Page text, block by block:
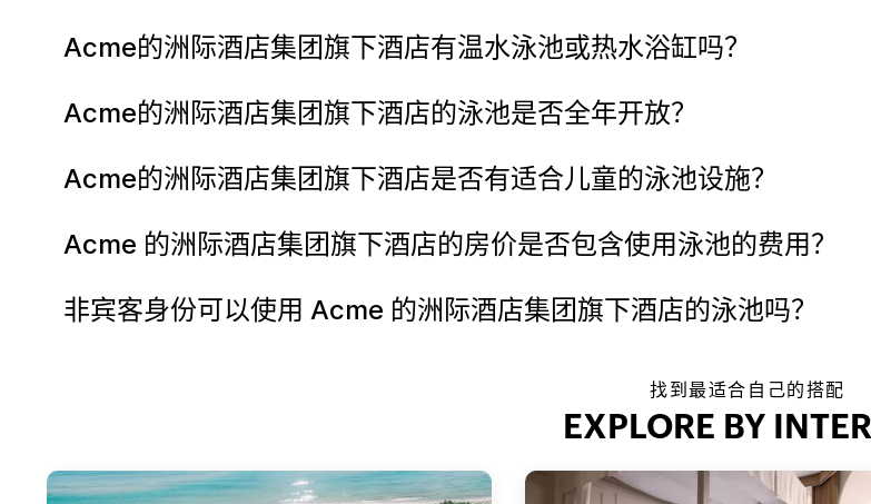
Acme的洲际酒店集团旗下酒店有温水泳池或热水浴缸吗？
Acme的洲际酒店集团旗下酒店的泳池是否全年开放？
Acme的洲际酒店集团旗下酒店是否有适合儿童的泳池设施？
Acme 的洲际酒店集团旗下酒店的房价是否包含使用泳池的费用？
非宾客身份可以使用 Acme 的洲际酒店集团旗下酒店的泳池吗？
找到最适合自己的搭配
EXPLORE BY